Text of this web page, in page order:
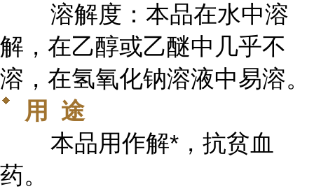
溶解度：本品在水中溶
解，在乙醇或乙醚中几乎不
溶，在氢氧化钠溶液中易溶。
用 途
本品用作解*，抗贫血
药。